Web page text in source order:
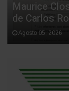
Maurice
de Carlos
Agosto 05, 2026